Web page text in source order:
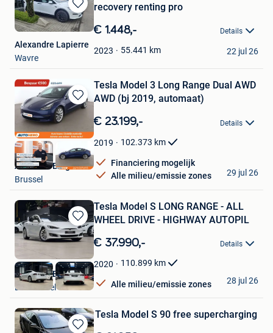
Bewaren
in
Favorieten
recovery renting pro
€ 1.448,- Details
2023 55.441 km
Alexandre Lapierre
Wavre
22 jul 26
Bewaren
in
Favorieten
Tesla Model 3 Long Range Dual AWD
AWD (bj 2019, automaat)
€ 23.199,- Details
2019 102.373 km
Financiering mogelijk
Alle milieu/emissie zones
Autohero België
Brussel
29 jul 26
Bewaren
in
Favorieten
Tesla Model S LONG RANGE - ALL
WHEEL DRIVE - HIGHWAY AUTOPIL
€ 37.990,- Details
2020 110.899 km
Alle milieu/emissie zones
Nikola CVBA
Londerzeel
28 jul 26
Tesla Model S 90 free supercharging